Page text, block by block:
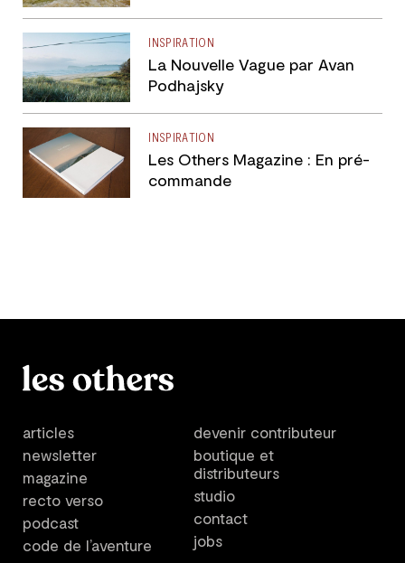
INSPIRATION
La Nouvelle Vague par Avan
Podhajsky
INSPIRATION
Les Others Magazine : En pré-
commande
articles
newsletter
magazine
recto verso
podcast
code de l’aventure
devenir contributeur
boutique et
distributeurs
studio
contact
jobs